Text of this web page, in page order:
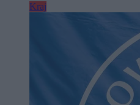
Kraj